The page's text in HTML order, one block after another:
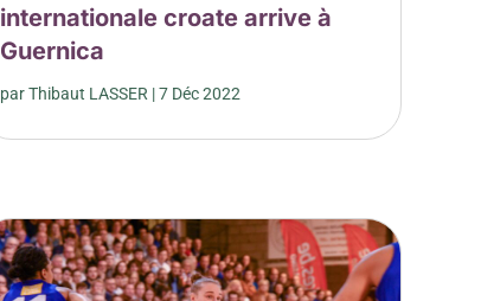
internationale croate arrive à
Guernica
parThibaut LASSER |7 Déc 2022